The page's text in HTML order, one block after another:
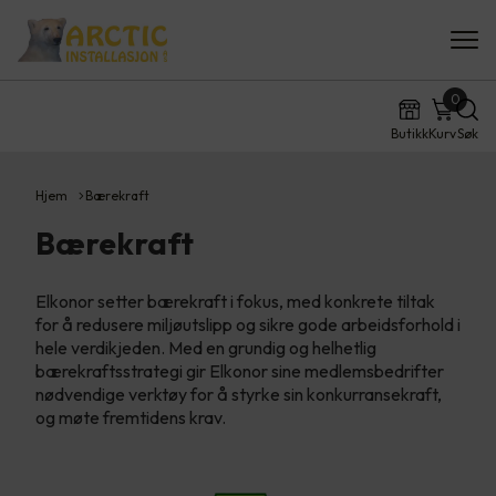
ButikkKurv
0
Søk
Hjem Bærekraft
Bærekraft
Elkonor setter bærekraft i fokus, med konkrete tiltak
for å redusere miljøutslipp og sikre gode arbeidsforhold i
hele verdikjeden. Med en grundig og helhetlig
bærekraftsstrategi gir Elkonor sine medlemsbedrifter
nødvendige verktøy for å styrke sin konkurransekraft,
og møte fremtidens krav.